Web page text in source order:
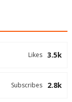
3.5k
Likes
2.8k
Subscribes